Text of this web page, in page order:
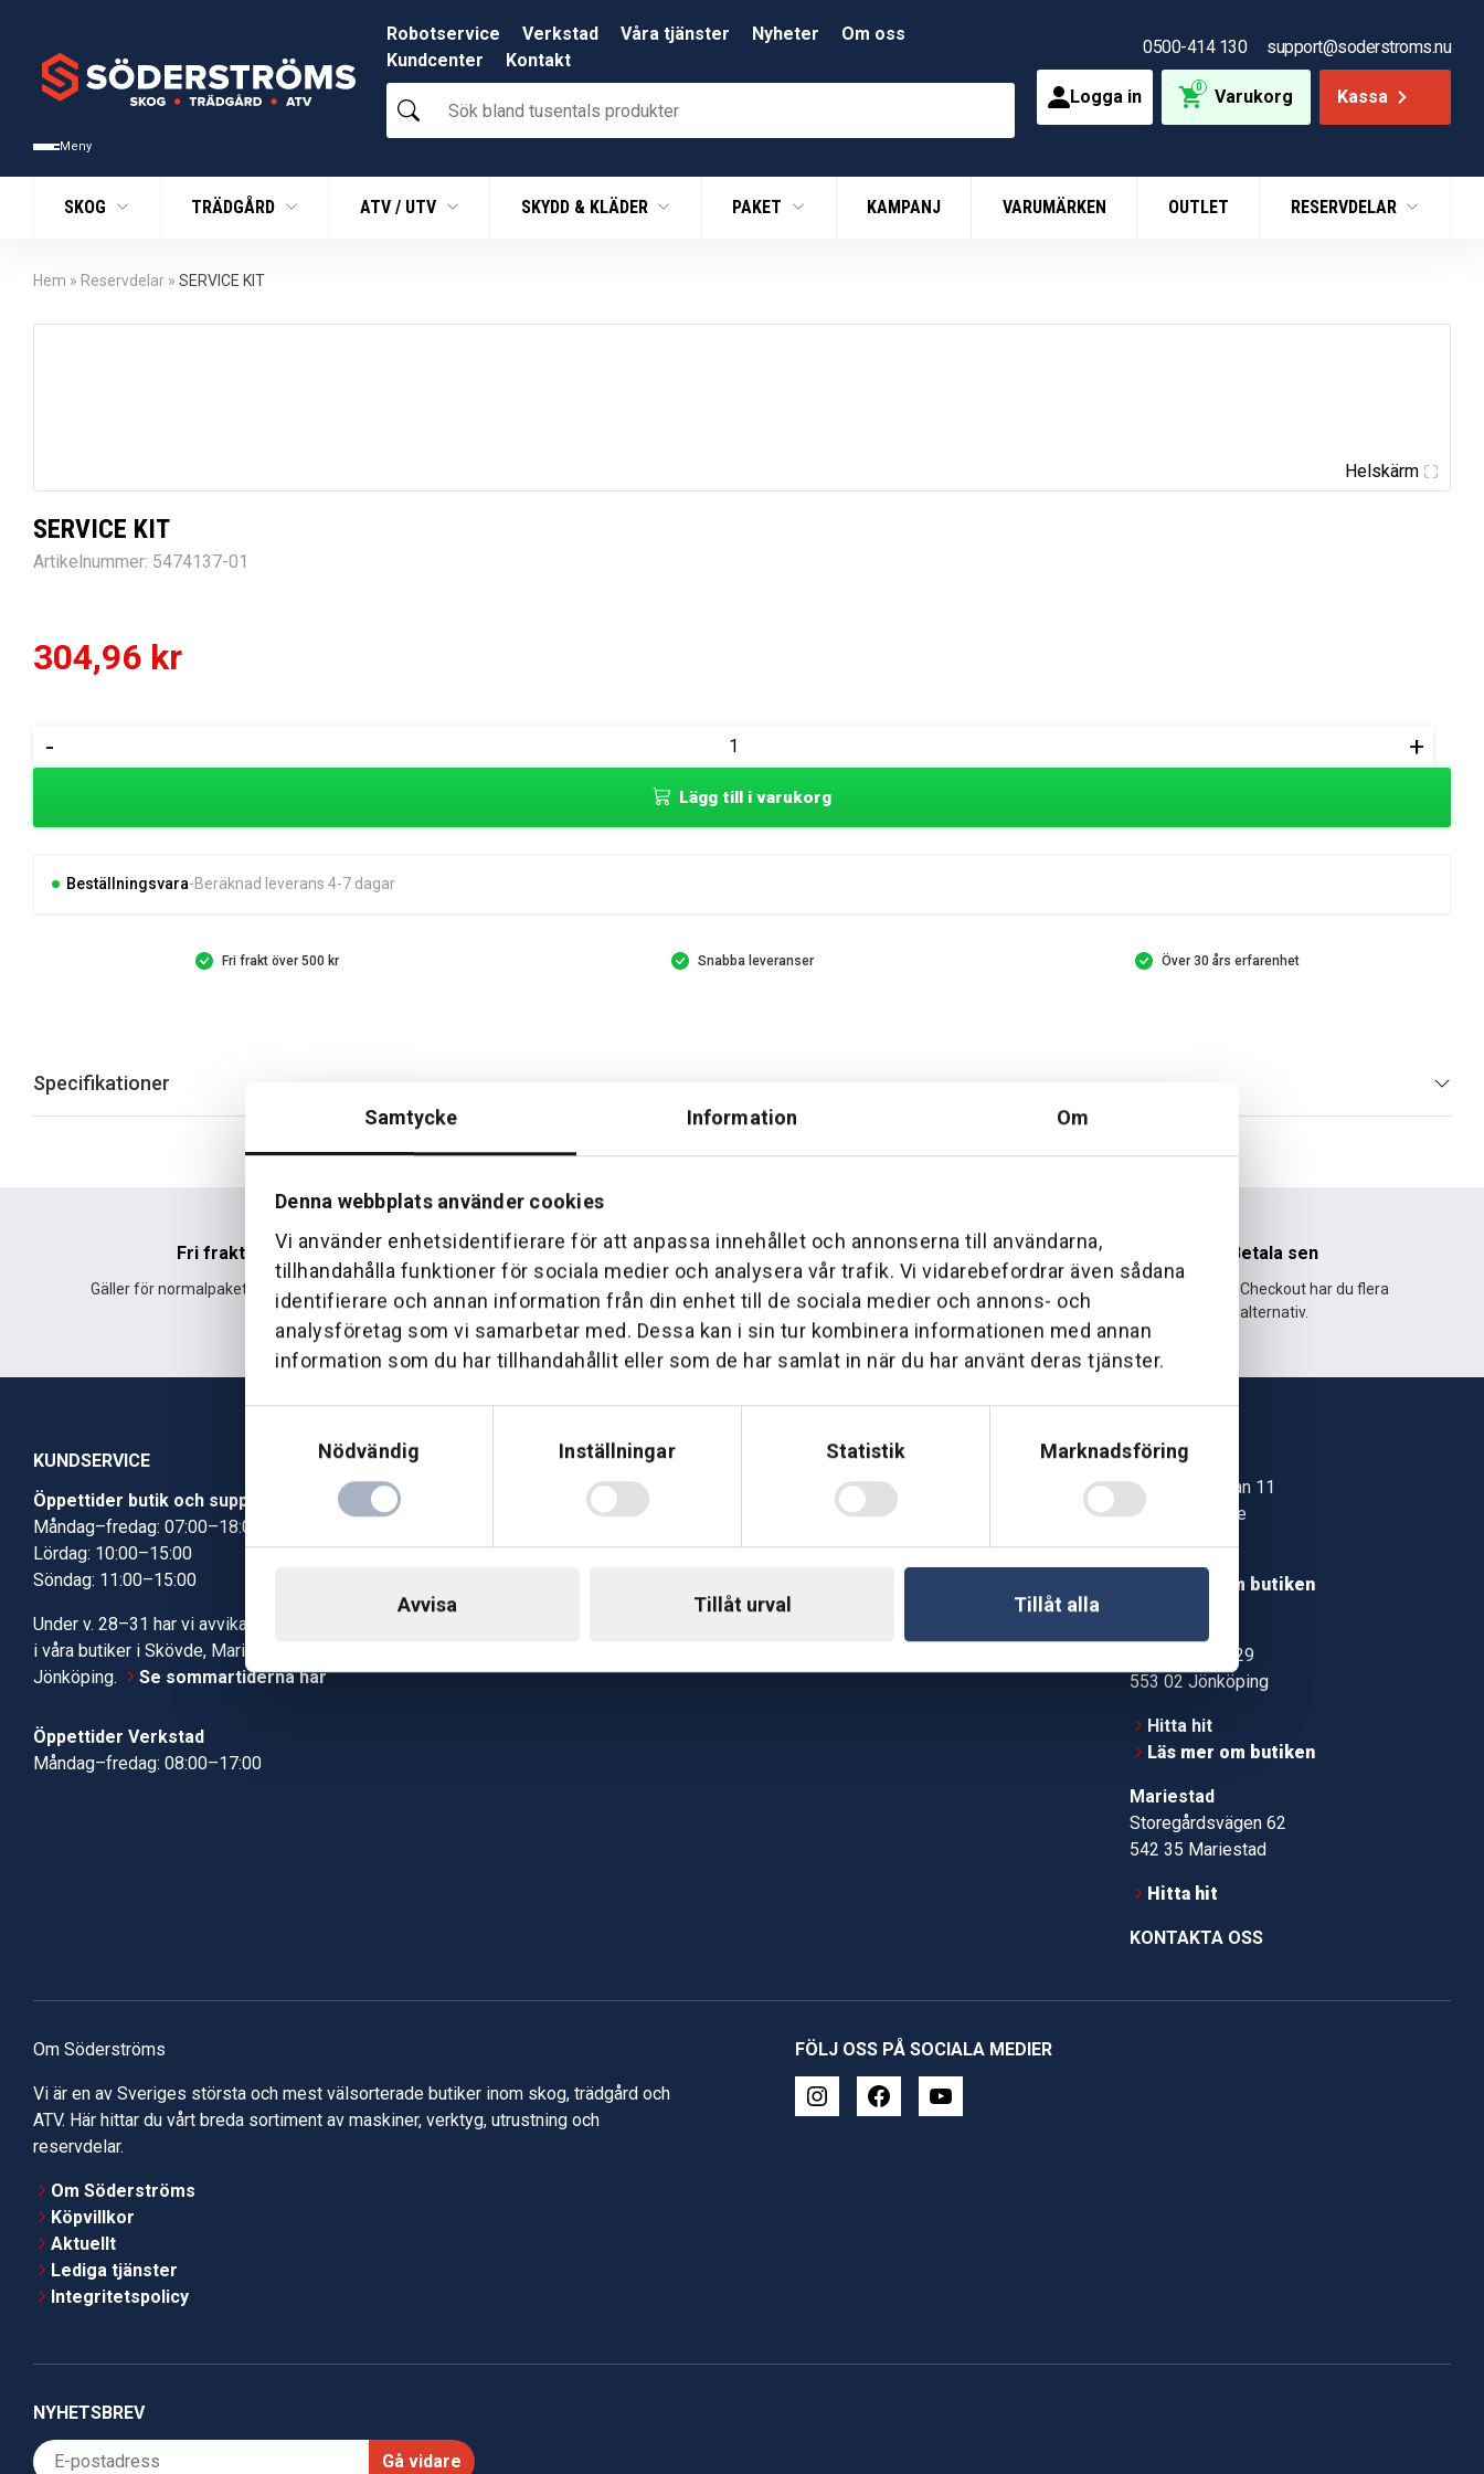
Samtycke Information Om
Denna webbplats använder cookies
Vi använder enhetsidentifierare för att anpassa innehållet och annonserna till användarna,
tillhandahålla funktioner för sociala medier och analysera vår trafik. Vi vidarebefordrar även sådana
identifierare och annan information från din enhet till de sociala medier och annons- och
analysföretag som vi samarbetar med. Dessa kan i sin tur kombinera informationen med annan
information som du har tillhandahållit eller som de har samlat in när du har använt deras tjänster.
Nödvändig
Inställningar Statistik Marknadsföring
Avvisa Tillåt urval Tillåt alla
Meny
Robotservice Verkstad Våra tjänster Nyheter
Om oss
Kundcenter
Kontakt
Sök
bland
produkter
0500-414 130 support@soderstroms.nu
Logga in 0 Varukorg Kassa
SKOG TRÄDGÅRD ATV / UTV SKYDD & KLÄDER PAKET KAMPANJ VARUMÄRKEN OUTLET RESERVDELAR
Hem » Reservdelar » SERVICE KIT
Helskärm
SERVICE KIT
Artikelnummer: 5474137-01
304,96 kr
-
KIT
+
Lägg till i varukorg
Beställningsvara Beräknad leverans 4-7 dagar
Fri frakt över 500 kr Snabba leveranser Över 30 års erfarenhet
Specifikationer
Fri frakt
Gäller för normalpaket över 500 kr.
Hemleverans
Leverans fram till din dörr. Oavsett storlek.
Över 30 års erfarenhet
Företaget startade 1 januari 1995 och har
sedan dess haft en god tillväxt.
Betala sen
Med Klarna Checkout har du flera
alternativ.
KUNDSERVICE
Öppettider butik och support
Måndag–fredag: 07:00–18:00
Lördag: 10:00–15:00
Söndag: 11:00–15:00
Under v. 28–31 har vi avvikande öppettider
i våra butiker i Skövde, Mariestad och
Jönköping.
Se sommartiderna här
Öppettider Verkstad
Måndag–fredag: 08:00–17:00
Butik Skövde
Kundcenter
Boka tid i verkstad
Telefon: 0500-414 130
E-mail: support@soderstroms.nu
Gå till vår företagssupport
Skövde
Jonstorpsgatan 11
549 37 Skövde
Läs mer om butiken
Kämpevägen 29
553 02 Jönköping
Hitta hit
Läs mer om butiken
Mariestad
Storegårdsvägen 62
542 35 Mariestad
Hitta hit
KONTAKTA OSS
Om Söderströms
Vi är en av Sveriges största och mest välsorterade butiker inom skog, trädgård och
ATV. Här hittar du vårt breda sortiment av maskiner, verktyg, utrustning och
reservdelar.
Om Söderströms
Köpvillkor
Aktuellt
Lediga tjänster
Integritetspolicy
FÖLJ OSS PÅ SOCIALA MEDIER
NYHETSBREV
Gå vidare